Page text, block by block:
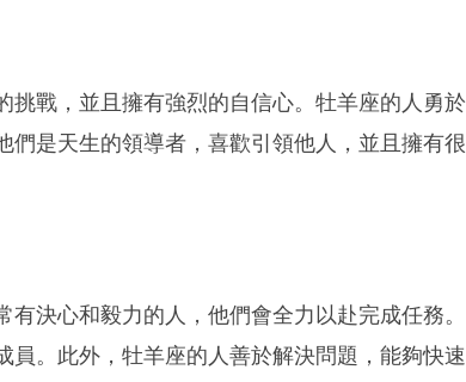
戰，並且擁有強烈的自信心。牡羊座的人勇於
們是天生的領導者，喜歡引領他人，並且擁有很
決心和毅力的人，他們會全力以赴完成任務。
。此外，牡羊座的人善於解決問題，能夠快速